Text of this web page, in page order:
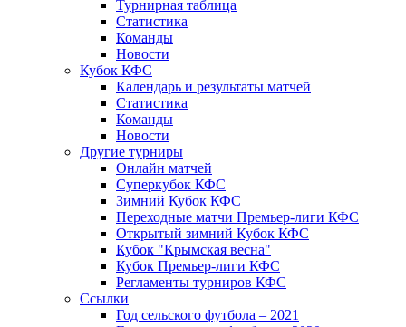
Турнирная таблица
Статистика
Команды
Новости
Кубок КФС
Календарь и результаты матчей
Статистика
Команды
Новости
Другие турниры
Онлайн матчей
Суперкубок КФС
Зимний Кубок КФС
Переходные матчи Премьер-лиги КФС
Открытый зимний Кубок КФС
Кубок "Крымская весна"
Кубок Премьер-лиги КФС
Регламенты турниров КФС
Ссылки
Год сельского футбола – 2021